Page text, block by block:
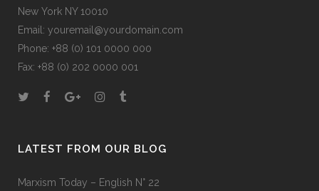
New York NY 10010
Email: youremail@yourdomain.com
Phone: +88 (0) 101 0000 000
Fax: +88 (0) 202 0000 001
LATEST FROM OUR BLOG
Marxism Today – English N° 22